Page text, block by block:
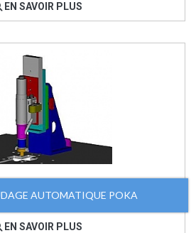
EN SAVOIR PLUS
AUTOMATIQUE POKA
EN SAVOIR PLUS